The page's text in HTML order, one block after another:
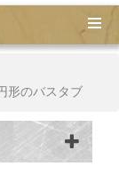
形のバスタブ